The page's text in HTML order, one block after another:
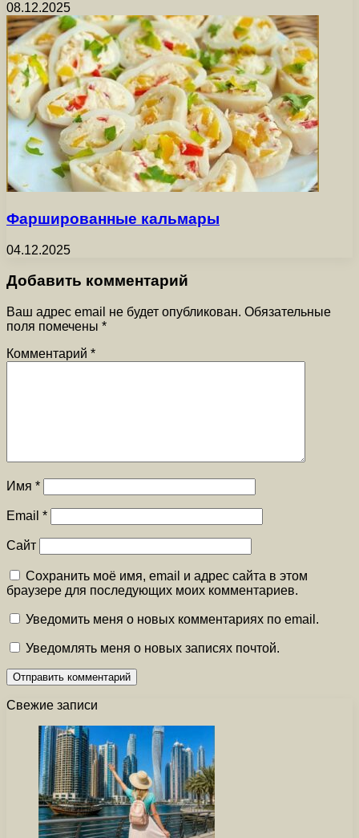
08.12.2025
Фаршированные кальмары
04.12.2025
Добавить комментарий
Ваш адрес email не будет опубликован. Обязательные
поля помечены *
Комментарий *
Имя *
Email *
Сайт
Сохранить моё имя, email и адрес сайта в этом
браузере для последующих моих комментариев.
Уведомить меня о новых комментариях по email.
Уведомлять меня о новых записях почтой.
Свежие записи